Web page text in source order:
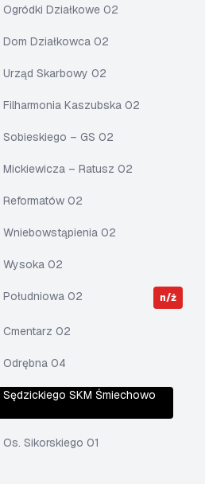
Ogródki Działkowe 02
Dom Działkowca 02
Urząd Skarbowy 02
Filharmonia Kaszubska 02
Sobieskiego – GS 02
Mickiewicza – Ratusz 02
Reformatów 02
Wniebowstąpienia 02
Wysoka 02
Południowa 02 n/ż
Cmentarz 02
Odrębna 04
Sędzickiego SKM Śmiechowo
Os. Sikorskiego 01